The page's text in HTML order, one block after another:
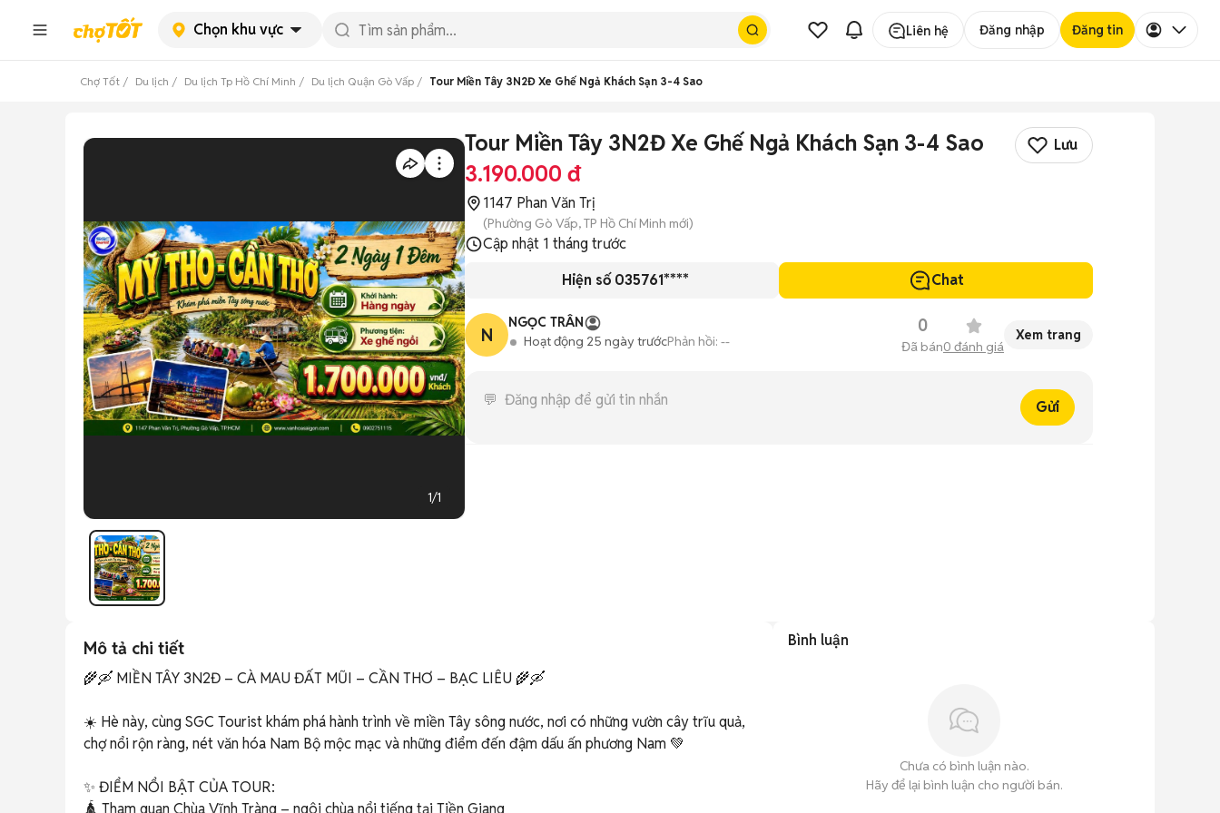
Chọn khu vực Liên hệ Đăng nhập Đăng tin
Chợ Tốt Du lịch Du lịch Tp Hồ Chí Minh Du lịch Quận Gò Vấp Tour Miền Tây 3N2Đ Xe Ghế Ngả Khách Sạn 3-4 Sao
1/1
Tour Miền Tây 3N2Đ Xe Ghế Ngả Khách Sạn 3-4 Sao Lưu
3.190.000 đ
1147 Phan Văn Trị
(Phường Gò Vấp, TP Hồ Chí Minh mới)
Cập nhật 1 tháng trước
Hiện số 035761****
Chat
N
NGỌC TRÂN
Hoạt động 25 ngày trướcPhản hồi: --
0
Đã bán0 đánh giá
Xem trang
Gửi
Mô tả chi tiết
🌾🛶 MIỀN TÂY 3N2Đ – CÀ MAU ĐẤT MŨI – CẦN THƠ – BẠC LIÊU 🌾🛶
☀️ Hè này, cùng SGC Tourist khám phá hành trình về miền Tây sông nước, nơi có những vườn cây trĩu quả,
chợ nổi rộn ràng, nét văn hóa Nam Bộ mộc mạc và những điểm đến đậm dấu ấn phương Nam 💚
✨ ĐIỂM NỔI BẬT CỦA TOUR:
🛕 Tham quan Chùa Vĩnh Tràng – ngôi chùa nổi tiếng tại Tiền Giang
Bình luận
Chưa có bình luận nào.
Hãy để lại bình luận cho người bán.